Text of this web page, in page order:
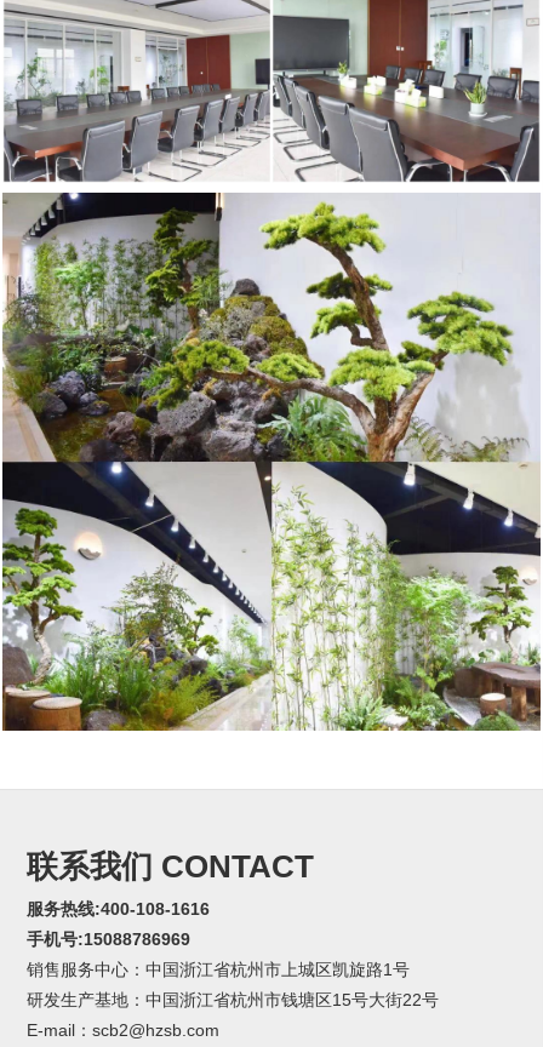
联系我们 CONTACT
服务热线:400-108-1616
手机号:15088786969
销售服务中心：中国浙江省杭州市上城区凯旋路1号
研发生产基地：中国浙江省杭州市钱塘区15号大街22号
E-mail：scb2@hzsb.com